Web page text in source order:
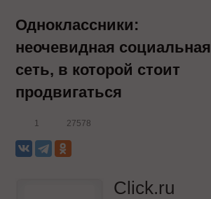
Одноклассники:
неочевидная социальная
сеть, в которой стоит
продвигаться
1 27578
Click.ru